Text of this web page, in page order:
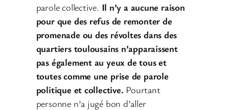
parole collective. Il n’y a aucune raison
pour que des refus de remonter de
promenade ou des révoltes dans des
quartiers toulousains n’apparaissent
pas également au yeux de tous et
toutes comme une prise de parole
politique et collective. Pourtant
personne n’a jugé bon d’aller